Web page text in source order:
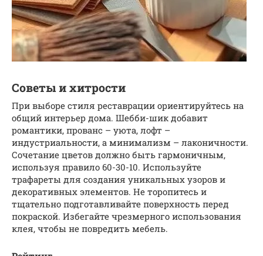
Советы и хитрости
При выборе стиля реставрации ориентируйтесь на
общий интерьер дома. Шебби-шик добавит
романтики, прованс – уюта, лофт –
индустриальности, а минимализм – лаконичности.
Сочетание цветов должно быть гармоничным,
используя правило 60-30-10. Используйте
трафареты для создания уникальных узоров и
декоративных элементов. Не торопитесь и
тщательно подготавливайте поверхность перед
покраской. Избегайте чрезмерного использования
клея, чтобы не повредить мебель.